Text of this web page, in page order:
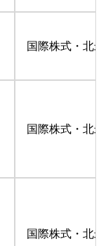
国際株式・北
国際株式・北
国際株式・北